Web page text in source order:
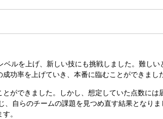
ルを上げ、新しい技にも挑戦しました。難しい
功率を上げていき、本番に臨むことができまし
ができました。しかし、想定していた点数には
自らのチームの課題を見つめ直す結果となりま
。